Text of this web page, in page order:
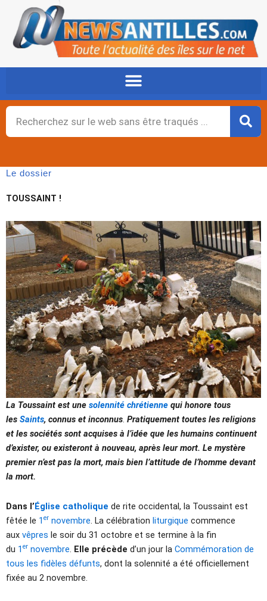
contenu
Rechercher
Le dossier
TOUSSAINT !
La Toussaint est une solennité chrétienne qui honore tous
les Saints, connus et inconnus. Pratiquement toutes les religions
et les sociétés sont acquises à l’idée que les humains continuent
d’exister, ou existeront à nouveau, après leur mort. Le mystère
premier n’est pas la mort, mais bien l’attitude de l’homme devant
la mort.
Dans l’Église catholique de rite occidental, la Toussaint est
fêtée le 1 er novembre . La célébration liturgique commence
aux vêpres le soir du 31 octobre et se termine à la fin
du 1 er novembre Elle précède d’un jour la Commémoration de
tous les fidèles défunts, dont la solennité a été officiellement
fixée au 2 novembre.